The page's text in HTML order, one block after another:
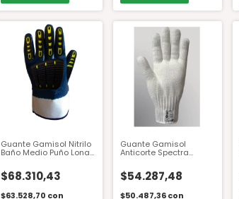
Guante Gamisol Nitrilo
Baño Medio Puño Lona
$68.310,43
$63.528,70 con
Guante Gamisol
Anticorte Spectra
Unidad 24 Cm.
$54.287,48
$50.487,36con